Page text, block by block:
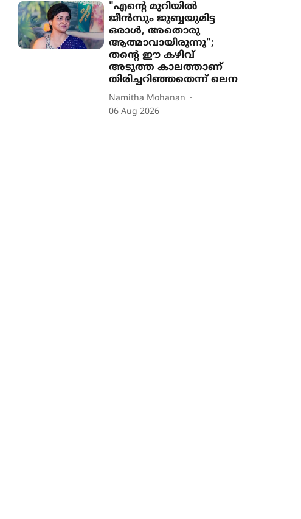
"എന്‍റെ മുറിയിൽ
ജീൻസും ജുബ്ബയുമിട്ട
ഒരാൾ, അതൊരു
ആത്മാവായിരുന്നു";
തന്‍റെ ഈ കഴിവ്
അടുത്ത കാലത്താണ്
തിരിച്ചറിഞ്ഞതെന്ന് ലെന
Namitha Mohanan
06 Aug 2026